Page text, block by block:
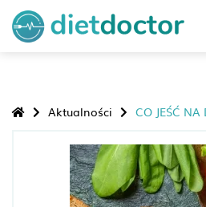
Aktualności CO JEŚĆ NA